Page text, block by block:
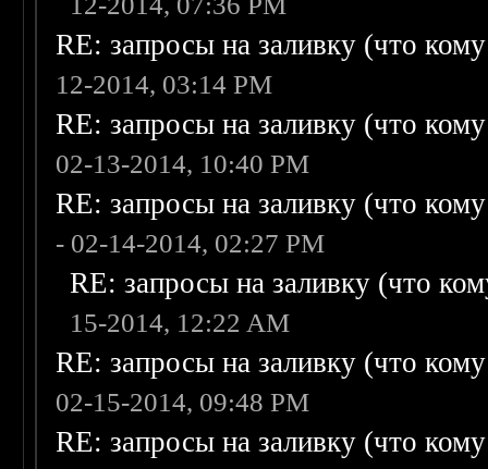
RE: запросы на заливку (что
12-2014, 03:14 PM
RE: запросы на заливку (что
02-13-2014, 10:40 PM
RE: запросы на заливку (что
- 02-14-2014, 02:27 PM
RE: запросы на заливку (что
15-2014, 12:22 AM
RE: запросы на заливку (что
02-15-2014, 09:48 PM
RE: запросы на заливку (что